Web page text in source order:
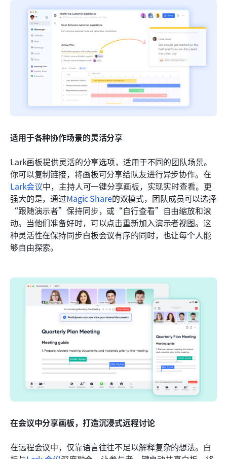
适用于各种协作场景的灵活分享
Lark画板提供灵活的分享选项，适用于不同的团队场景。
你可以复制链接，将画板可分享给队友进行异步协作。在
Lark会议中，主持人可一键分享画板，实现实时查看。更
强大的是，通过Magic Share的双模式，团队成员可以选择
“跟随演示者”保持同步，或“自行查看”自由缩放和滚
动。当他们准备好时，可以点击重新加入演示者视图。这
种灵活性在保持同步白板会议有序的同时，也让每个人能
够自由探索。
在会议中分享画板，打造沉浸式远程讨论
在远程会议中，仅靠语言往往不足以解释复杂的想法。白